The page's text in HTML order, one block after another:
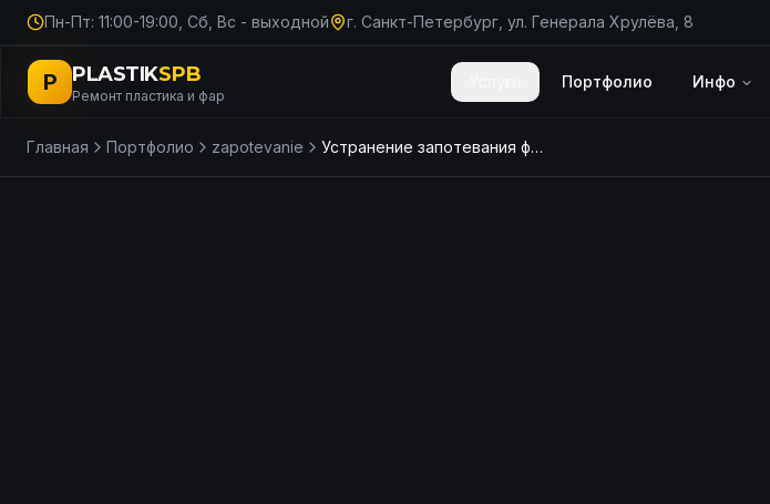
Пн-Пт: 11:00-19:00, Сб, Вс - выходной г. Санкт-Петербург, ул. Генерала Хрулёва, 8
P PLASTIKSPB
Ремонт пластика и фар
Портфолио Инфо
Главная Портфолио zapotevanie Устранение запотевания фары Volvo XC90, цена в СПб